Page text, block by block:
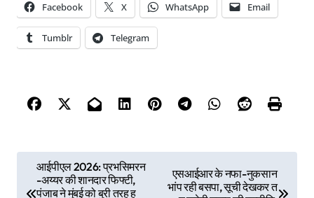
Facebook X WhatsApp Email
Tumblr Telegram
आईपीएल 2026: प्रभसिमरन
-अय्यर की शानदार फिफ्टी,
पंजाब ने मुंबई को बुरी तरह ह
एसआईआर के नफा-नुकसान
भांप रही बसपा, सूची देखकर त